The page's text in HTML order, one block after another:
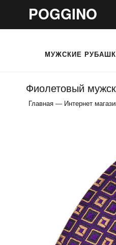
POGGINO
МУЖСКИЕ
Фиолетовый
Главная — Интернет